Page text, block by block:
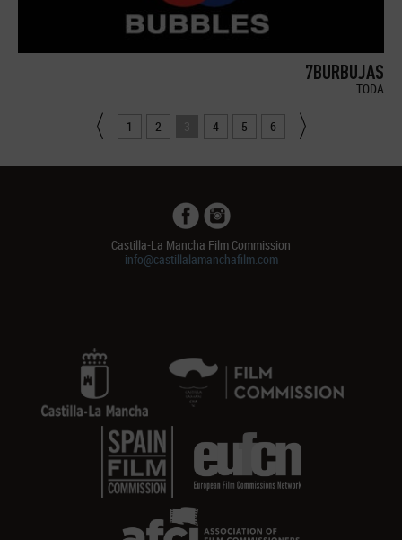
7BURBUJAS
TODA
1 2 3 4 5 6
Castilla-La Mancha Film Commission
info@castillalamanchafilm.com